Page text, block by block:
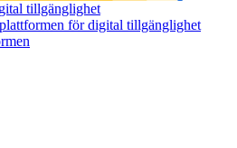
tillgänglighet
för digital tillgänglighet